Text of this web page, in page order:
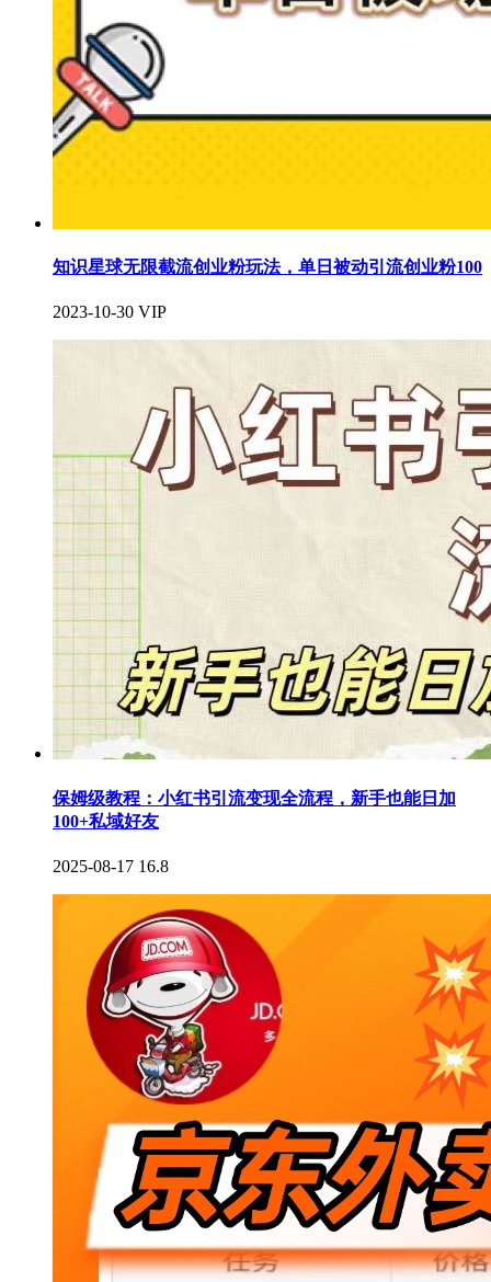
知识星球无限截流创业粉玩法，单日被动引流创业粉100
2023-10-30 VIP
保姆级教程：小红书引流变现全流程，新手也能日加
100+私域好友
2025-08-17 16.8